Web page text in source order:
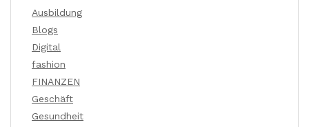
Ausbildung
Blogs
Digital
fashion
FINANZEN
Geschäft
Gesundheit